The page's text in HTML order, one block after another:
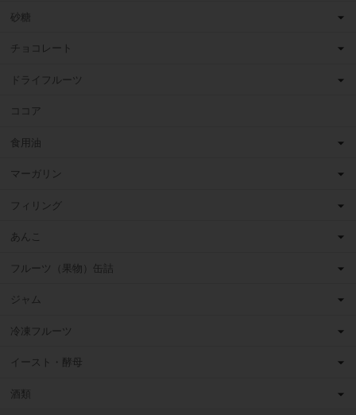
砂糖
チョコレート
ドライフルーツ
ココア
食用油
マーガリン
フィリング
あんこ
フルーツ（果物）缶詰
ジャム
冷凍フルーツ
イースト・酵母
酒類